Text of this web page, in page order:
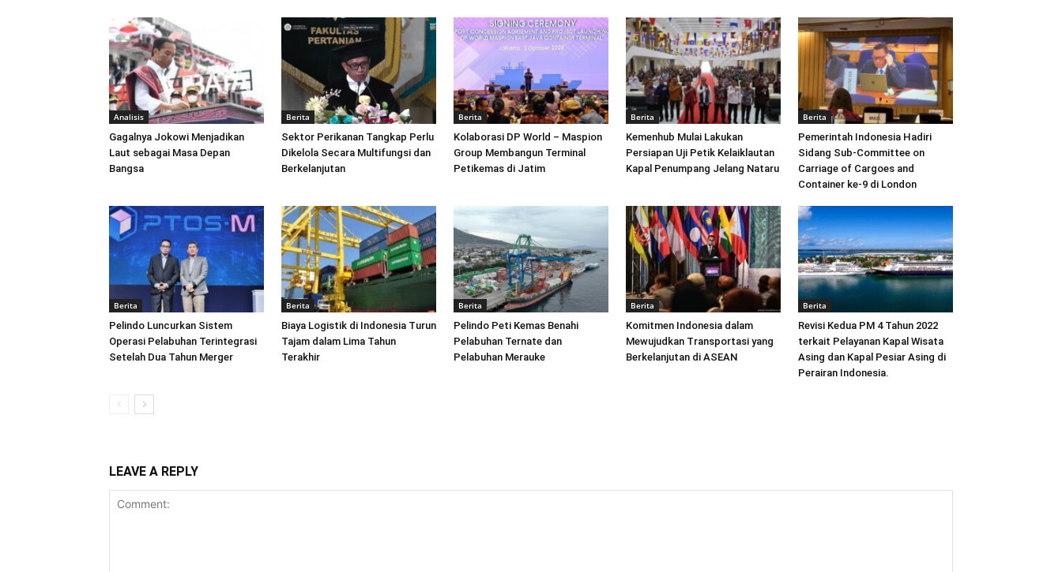
Analisis
Gagalnya Jokowi Menjadikan
Laut sebagai Masa Depan
Bangsa
Berita
Sektor Perikanan Tangkap Perlu
Dikelola Secara Multifungsi dan
Berkelanjutan
Berita
Kolaborasi DP World – Maspion
Group Membangun Terminal
Petikemas di Jatim
Berita
Kemenhub Mulai Lakukan
Persiapan Uji Petik Kelaiklautan
Kapal Penumpang Jelang Nataru
Berita
Pemerintah Indonesia Hadiri
Sidang Sub-Committee on
Carriage of Cargoes and
Container ke-9 di London
Berita
Pelindo Luncurkan Sistem
Operasi Pelabuhan Terintegrasi
Setelah Dua Tahun Merger
Berita
Biaya Logistik di Indonesia Turun
Tajam dalam Lima Tahun
Terakhir
Berita
Pelindo Peti Kemas Benahi
Pelabuhan Ternate dan
Pelabuhan Merauke
Berita
Komitmen Indonesia dalam
Mewujudkan Transportasi yang
Berkelanjutan di ASEAN
Berita
Revisi Kedua PM 4 Tahun 2022
terkait Pelayanan Kapal Wisata
Asing dan Kapal Pesiar Asing di
Perairan Indonesia.
LEAVE A REPLY